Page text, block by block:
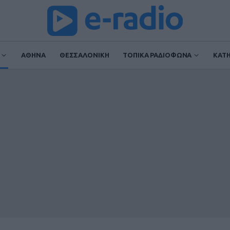
ΑΘΗΝΑ ΘΕΣΣΑΛΟΝΙΚΗ ΤΟΠΙΚΑ ΡΑΔΙΟΦΩΝΑ